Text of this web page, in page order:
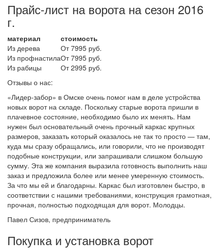
Прайс-лист на ворота на сезон 2016
г.
материал
стоимость
Из дерева
От 7995 руб.
Из профнастилаОт 7995 руб.
Из рабицы
От 2995 руб.
Отзывы о нас:
«Лидер-забор» в Омске очень помог нам в деле устройства
новых ворот на складе. Поскольку старые ворота пришли в
плачевное состояние, необходимо было их менять. Нам
нужен был основательный очень прочный каркас крупных
размеров, заказать который оказалось не так то просто — там,
куда мы сразу обращались, или говорили, что не производят
подобные конструкции, или запрашивали слишком большую
сумму. Эта же компания выразила готовность выполнить наш
заказ и предложила более или менее умеренную стоимость.
За что мы ей и благодарны. Каркас был изготовлен быстро, в
соответствии с нашими требованиями, конструкция грамотная,
прочная, полностью подходящая для ворот. Молодцы.
Павел Сизов, предприниматель
Покупка и установка ворот